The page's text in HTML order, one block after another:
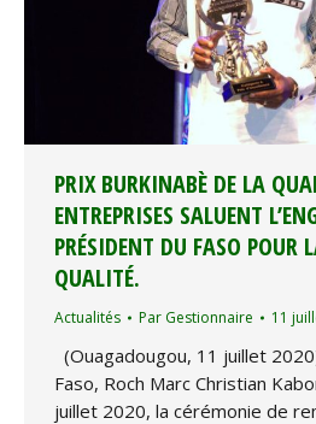
PRIX BURKINABÈ DE LA
ENTREPRISES SALUENT
PRÉSIDENT DU FASO POUR
QUALITÉ.
Actualités Par Gestionnaire 11
(Ouagadougou, 11 juillet
Faso, Roch Marc Christian
juillet 2020, la cérémonie de